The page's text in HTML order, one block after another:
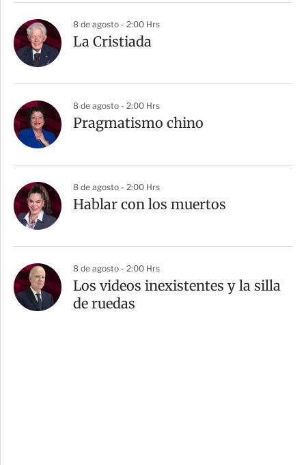
8 de agosto - 2:00 Hrs
La Cristiada
8 de agosto - 2:00 Hrs
Pragmatismo chino
8 de agosto - 2:00 Hrs
Hablar con los muertos
8 de agosto - 2:00 Hrs
Los videos inexistentes y la silla
de ruedas